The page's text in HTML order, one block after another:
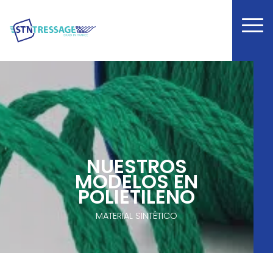
NUESTROS
MODELOS EN
POLIETILENO
MATERIAL SINTÉTICO